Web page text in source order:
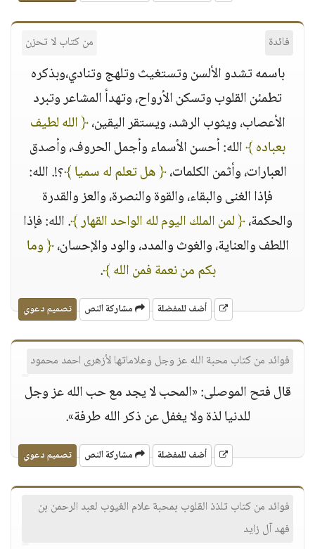
فائدة من كتاب لا تحزن
باسمه تشدو الألسن وتستغيث وتلهج وتنادي،وبذكره
تطمئن القلوب وتسكن الأرواح، وتهدأ المشاعر وتبرد
الأعصاب، ويثوب الرشد، ويستقر اليقين،﴿ الله لطيف
بعباده ﴾الله: أحسن الأسماء وأجمل الحروف، وأصدق
العبارات، وأثمن الكلمات،﴿ هل تعلم له سميا ﴾؟!. الله:
فإذا الغنى والبقاء، والقوة والنصرة، والعز والقدرة
والحكمة،﴿ لمن الملك اليوم لله الواحد القهار ﴾. الله: فإذا
اللطف والعناية، والغوث والمدد، والود والإحسان،﴿ وما
بكم من نعمة فمن الله ﴾.
أضف للمفضلة مشاركة النص تصميم دعوي
فوائد من كتاب محبة الله عز وجل وعلاماتها لأزهرى احمد محمود
قال فتح الموصلى: «المحب لا يجد مع حب الله عز وجل
للدنيا لذة ولا يغفل عن ذكر الله طرفة».
أضف للمفضلة مشاركة النص تصميم دعوي
فوائد من كتاب تلذذ القلوب بمحبة علام الغيوب لعبد الرحمن بن
فهد آل زايد